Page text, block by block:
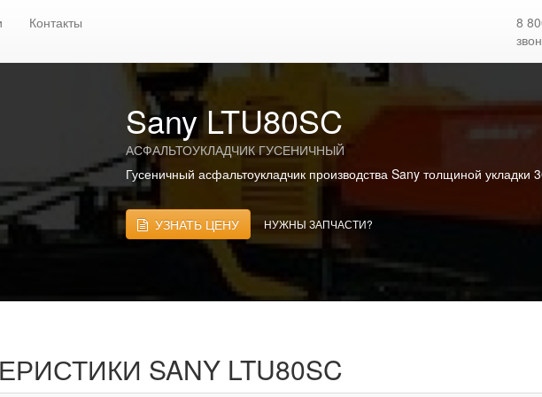
Контакты
8
асфальтоукладчики
Sany LTU80SC
АСФАЛЬТОУКЛАДЧИК ГУСЕНИЧНЫЙ
Гусеничный асфальтоукладчик производства Sany толщиной укладки
УЗНАТЬ ЦЕНУ НУЖНЫ ЗАПЧАСТИ?
SANY LTU80SC